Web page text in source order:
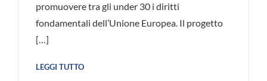
promuovere tra gli under 30 i diritti
fondamentali dell’Unione Europea. Il progetto
[…]
LEGGI TUTTO